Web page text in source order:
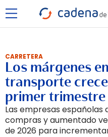
CARRETERA
Los márgenes
transporte
primer trimestre
Las empresas
compras y aumentado
de 2026 para